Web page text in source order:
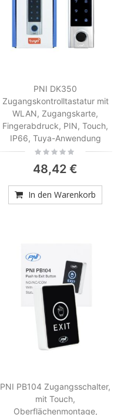
PNI DK350
Zugangskontrolltastatur mit
WLAN, Zugangskarte,
Fingerabdruck, PIN, Touch,
IP66, Tuya-Anwendung
Rating:
48,42 €
In den Warenkorb
PNI PB104 Zugangsschalter,
mit Touch,
Oberflächenmontage,